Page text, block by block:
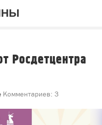
Росдетцентра
Комментариев: 3